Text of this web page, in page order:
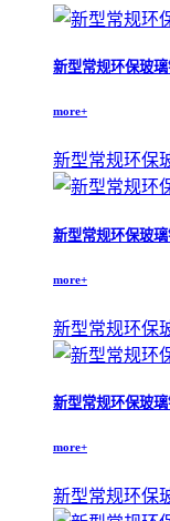
新型常规环保玻
more+
新型常规环保
新型常规环保玻
more+
新型常规环保
新型常规环保玻
more+
新型常规环保